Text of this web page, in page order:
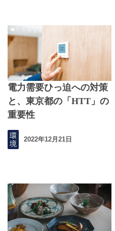
電力需要ひっ迫への対策
と、東京都の「HTT」の
重要性
環
境
2022年12月21日